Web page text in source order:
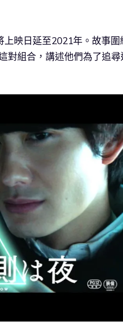
映日延至2021年。故事圍
對組合，講述他們為了追尋